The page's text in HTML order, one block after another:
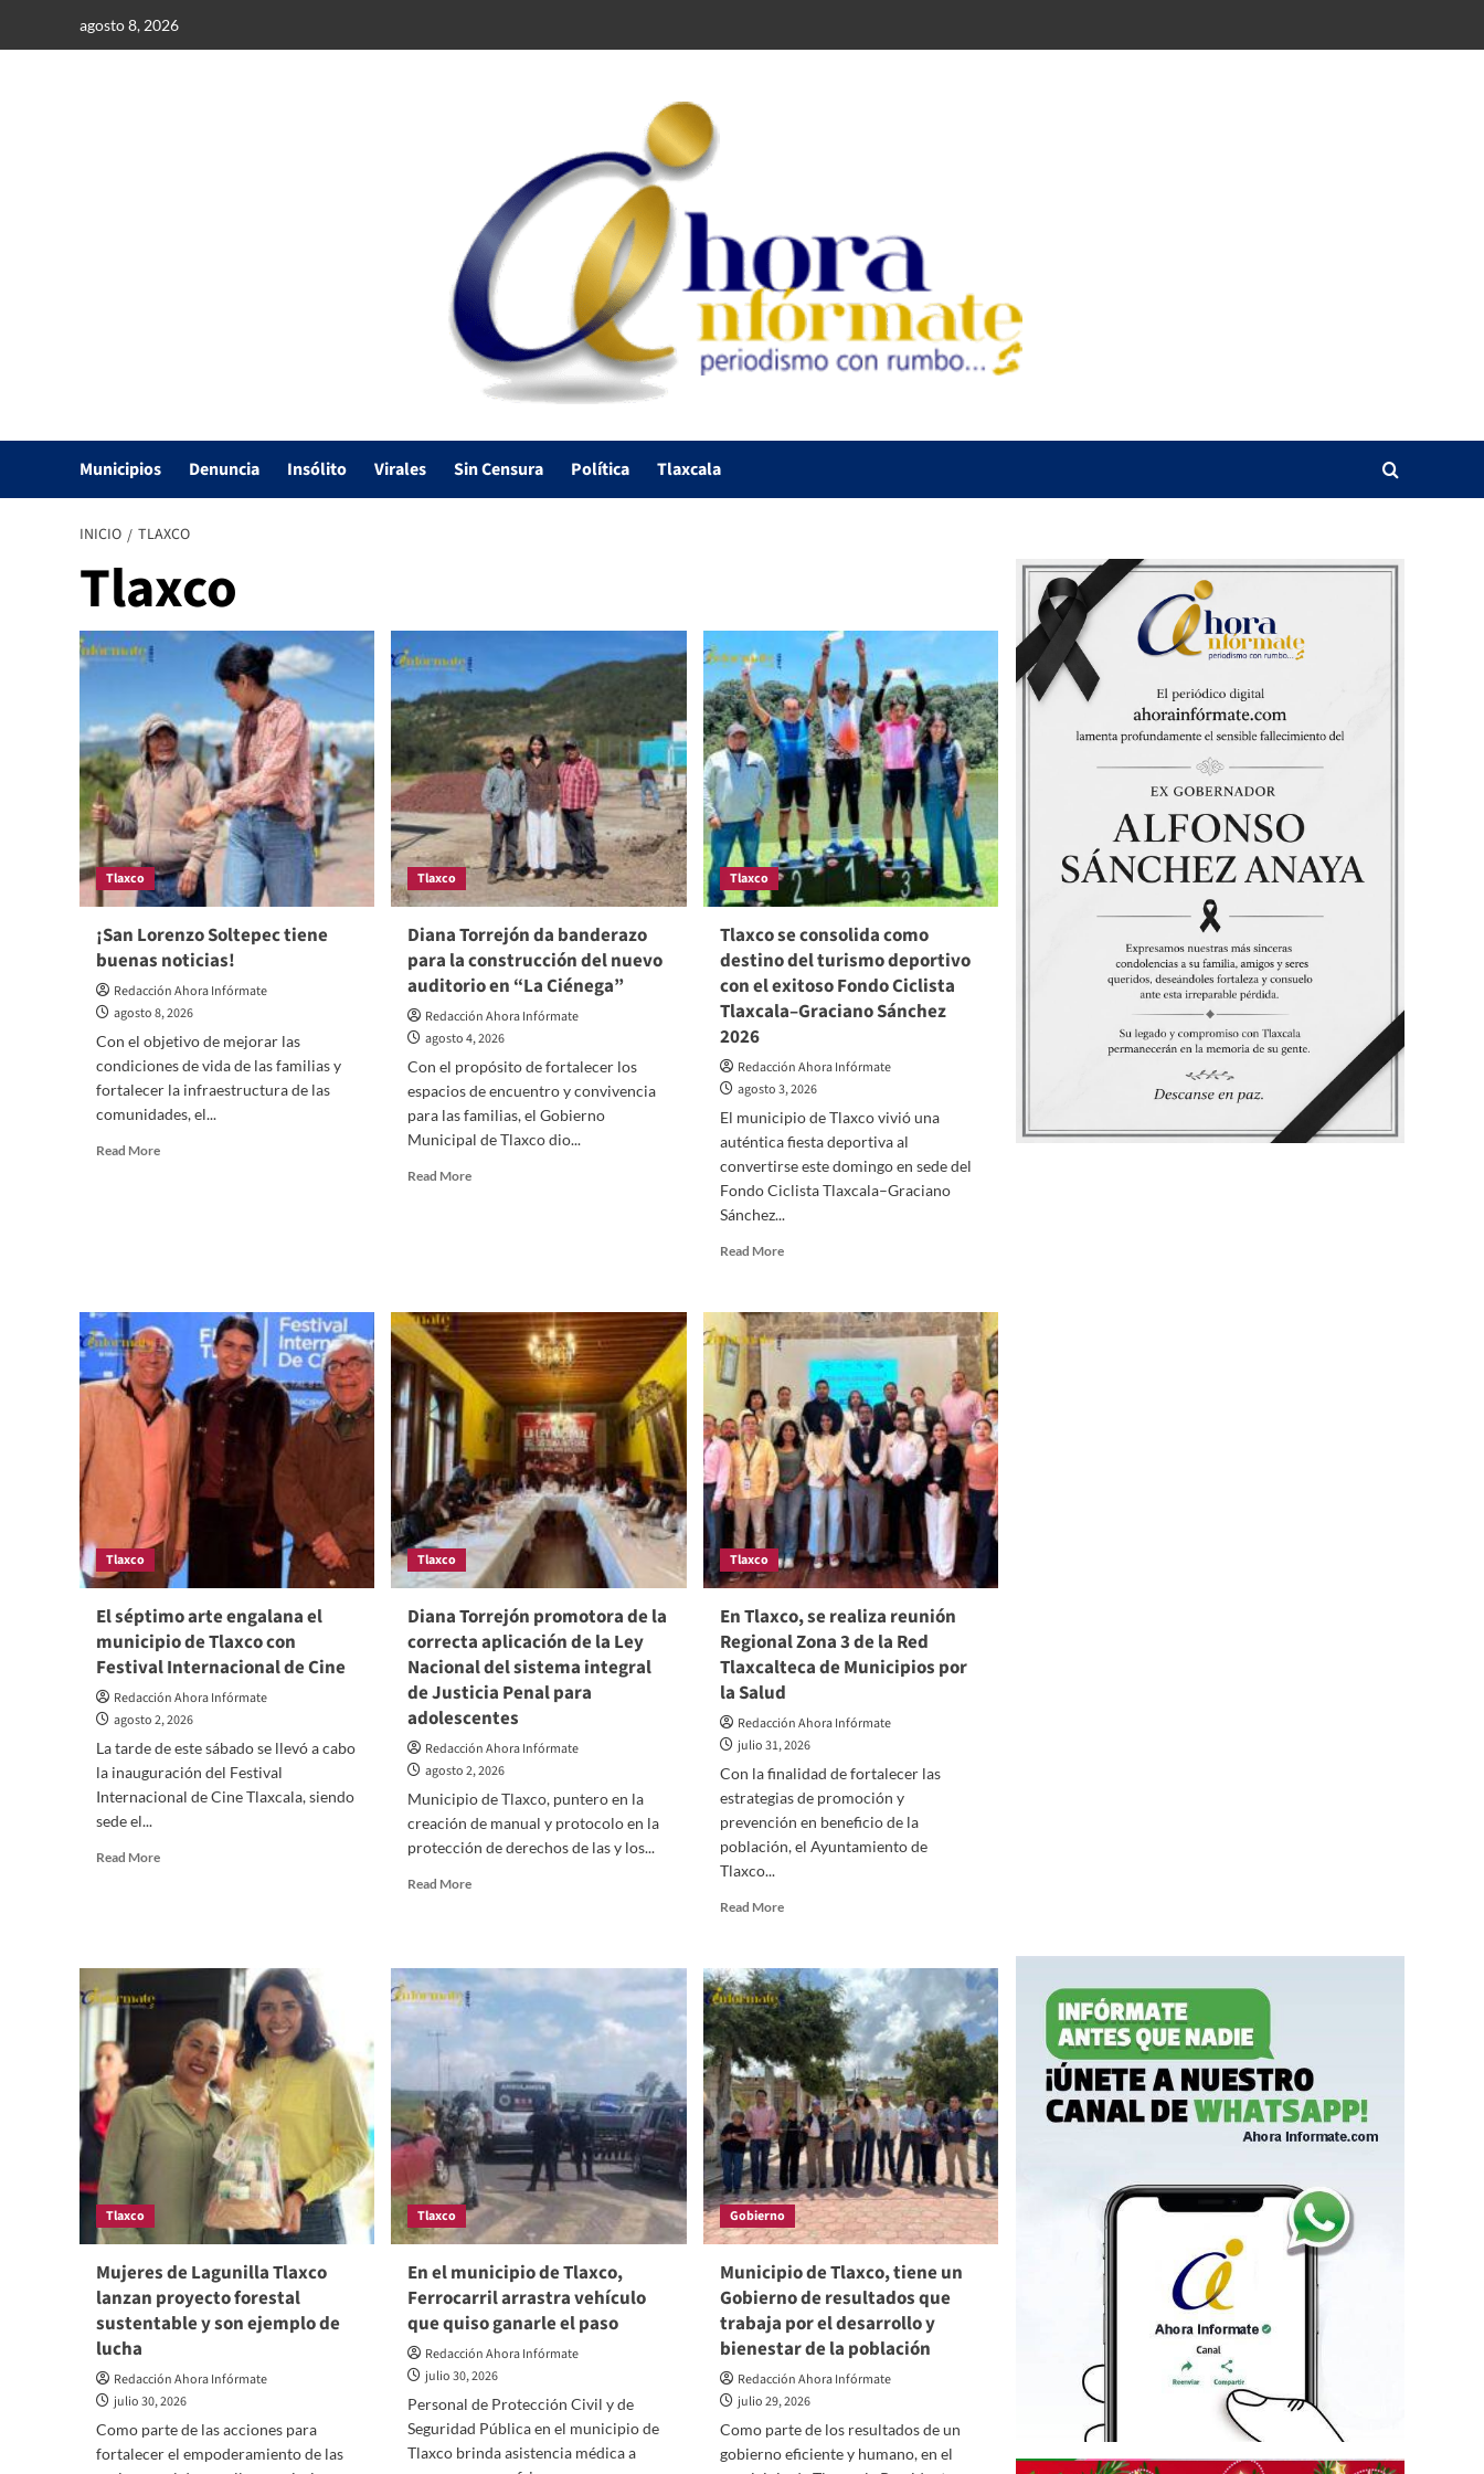
agosto 8, 2026
Municipios Denuncia Insólito Virales Sin Censura Política Tlaxcala
INICIO TLAXCO
Tlaxco
Tlaxco
¡San Lorenzo Soltepec tiene
buenas noticias!
Redacción Ahora Infórmate
agosto 8, 2026
Con el objetivo de mejorar las
condiciones de vida de las familias y
fortalecer la infraestructura de las
comunidades, el...
Read MoreRead
noticias!
Tlaxco
Diana Torrejón da banderazo
para la construcción del nuevo
auditorio en “La Ciénega”
Redacción Ahora Infórmate
agosto 4, 2026
Con el propósito de fortalecer los
espacios de encuentro y convivencia
para las familias, el Gobierno
Municipal de Tlaxco dio...
Read MoreRead
para
la
construcción
del
nuevo
auditorio
en
“La
Ciénega”
Tlaxco
Tlaxco se consolida como
destino del turismo deportivo
con el exitoso Fondo Ciclista
Tlaxcala–Graciano Sánchez
2026
Redacción Ahora Infórmate
agosto 3, 2026
El municipio de Tlaxco vivió una
auténtica fiesta deportiva al
convertirse este domingo en sede del
Fondo Ciclista Tlaxcala–Graciano
Sánchez...
Read MoreRead
Tlaxco
se
consolida
como
destino
del
turismo
deportivo
con
el
exitoso
Fondo
Ciclista
Tlaxcala–
Sánchez
2026
Tlaxco
El séptimo arte engalana el
municipio de Tlaxco con
Festival Internacional de Cine
Redacción Ahora Infórmate
agosto 2, 2026
La tarde de este sábado se llevó a cabo
la inauguración del Festival
Internacional de Cine Tlaxcala, siendo
sede el...
Read MoreRead
el
municipio
Tlaxco
con
Festival
Internacional
Tlaxco
Diana Torrejón promotora de la
correcta aplicación de la Ley
Nacional del sistema integral
de Justicia Penal para
adolescentes
Redacción Ahora Infórmate
agosto 2, 2026
Municipio de Tlaxco, puntero en la
creación de manual y protocolo en la
protección de derechos de las y los...
Read MoreRead
Torrejón
promotora
aplicación
de
la
Ley
Nacional
del
sistema
integral
de
Penal
para
adolescentes
Tlaxco
En Tlaxco, se realiza reunión
Regional Zona 3 de la Red
Tlaxcalteca de Municipios por
la Salud
Redacción Ahora Infórmate
julio 31, 2026
Con la finalidad de fortalecer las
estrategias de promoción y
prevención en beneficio de la
población, el Ayuntamiento de
Tlaxco...
Read MoreRead
En
Tlaxco,
se
realiza
reunión
Regional
Zona
3
de
la
Red
Tlaxcalteca
de
Municipios
por
la
Salud
Tlaxco
Mujeres de Lagunilla Tlaxco
lanzan proyecto forestal
sustentable y son ejemplo de
lucha
Redacción Ahora Infórmate
julio 30, 2026
Como parte de las acciones para
fortalecer el empoderamiento de las
Tlaxco
En el municipio de Tlaxco,
Ferrocarril arrastra vehículo
que quiso ganarle el paso
Redacción Ahora Infórmate
julio 30, 2026
Personal de Protección Civil y de
Seguridad Pública en el municipio de
Tlaxco brinda asistencia médica a
Gobierno
Municipio de Tlaxco, tiene un
Gobierno de resultados que
trabaja por el desarrollo y
bienestar de la población
Redacción Ahora Infórmate
julio 29, 2026
Como parte de los resultados de un
gobierno eficiente y humano, en el